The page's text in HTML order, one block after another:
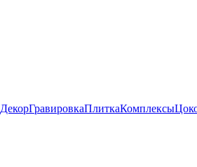
ДекорГравировкаПлиткаКомплексы